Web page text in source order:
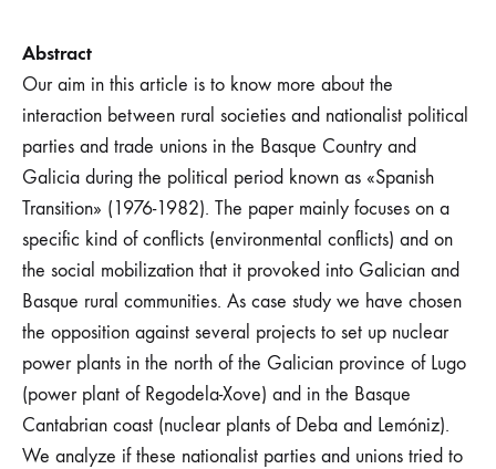
Abstract
Our aim in this article is to know more about the
interaction between rural societies and nationalist political
parties and trade unions in the Basque Country and
Galicia during the political period known as «Spanish
Transition» (1976-1982). The paper mainly focuses on a
specific kind of conflicts (environmental conflicts) and on
the social mobilization that it provoked into Galician and
Basque rural communities. As case study we have chosen
the opposition against several projects to set up nuclear
power plants in the north of the Galician province of Lugo
(power plant of Regodela-Xove) and in the Basque
Cantabrian coast (nuclear plants of Deba and Lemóniz).
We analyze if these nationalist parties and unions tried to